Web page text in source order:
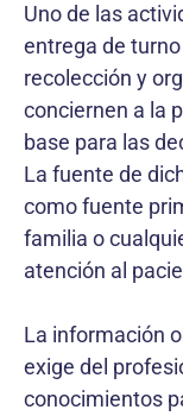
Uno de las
entrega de
recolección y
conciernen a la
base para las
La fuente de
como fuente
familia o
atención al
La información
exige del
conocimientos